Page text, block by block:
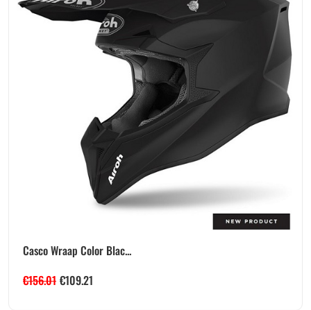
Casco Wraap Color Blac...
€156.01 €109.21